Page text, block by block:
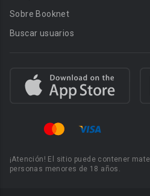
Sobre Booknet
Buscar usuarios
¡Atención! El sitio puede contener
personas menores de 18 años.